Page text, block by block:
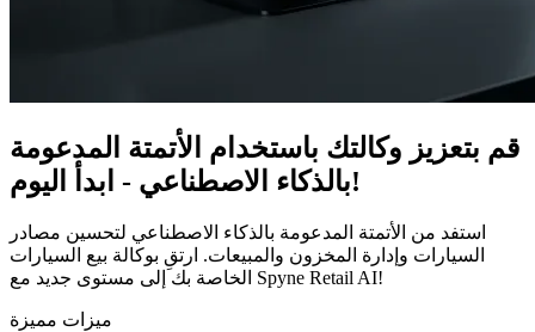
قم بتعزيز وكالتك باستخدام الأتمتة المدعومة
بالذكاء الاصطناعي - ابدأ اليوم!
استفد من الأتمتة المدعومة بالذكاء الاصطناعي لتحسين مصادر
السيارات وإدارة المخزون والمبيعات. ارتقِ بوكالة بيع السيارات
الخاصة بك إلى مستوى جديد مع Spyne Retail AI!
ميزات مميزة